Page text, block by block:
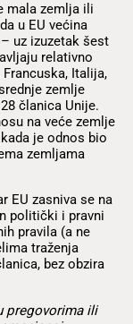
mala zemlja ili
u EU većina
uz izuzetak šest
relativno
Italija,
zemlje
članica Unije.
na veće zemlje
je odnos bio
zemljama
EU zasniva se na
politički i pravni
pravila (a ne
traženja
bez obzira
pregovorima ili